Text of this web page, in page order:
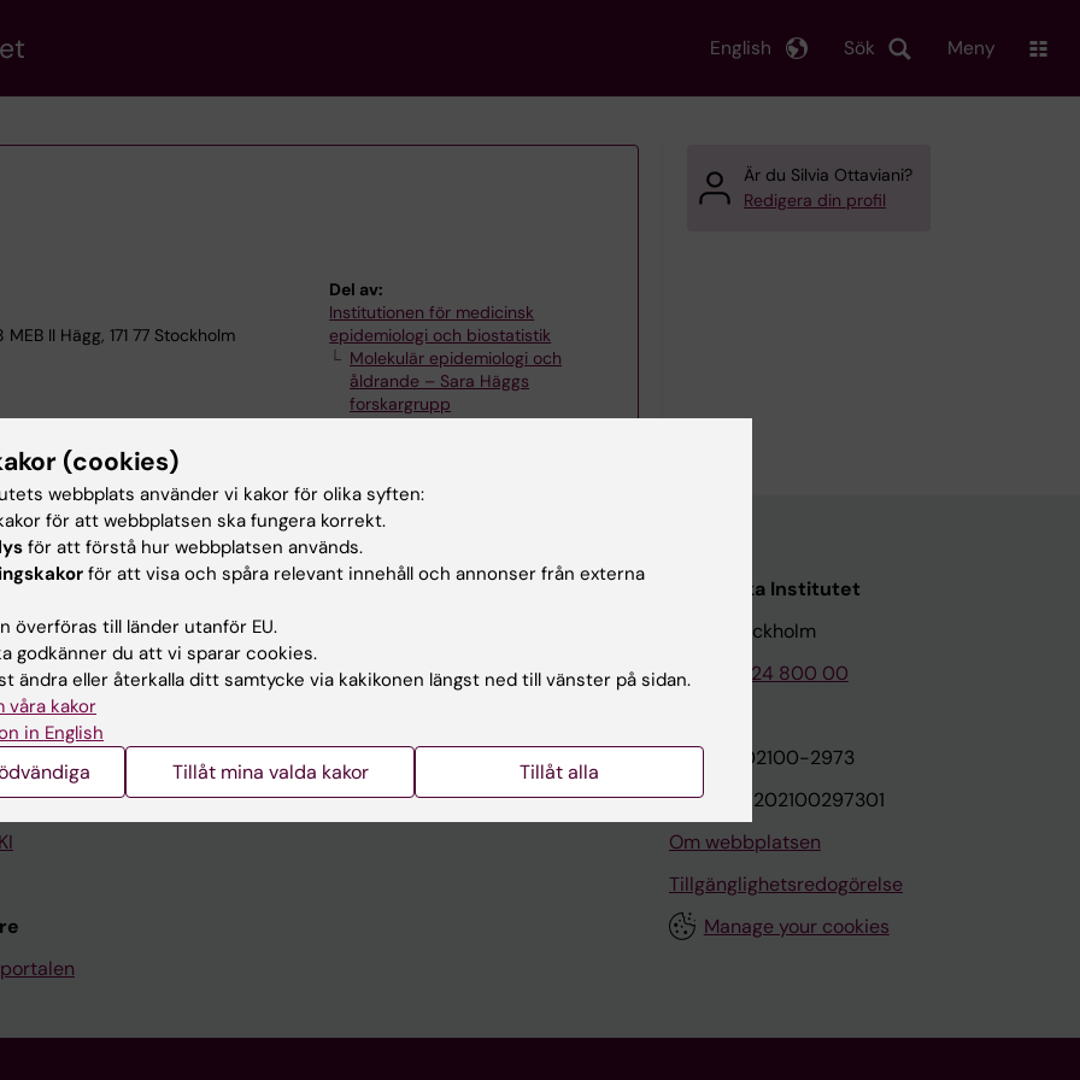
Sök
English Meny
II Hägg, 171 77 Stockholm
Del av:
Institutionen för medicinsk
epidemiologi och biostatistik
Molekulär epidemiologi och
åldrande – Sara Häggs
forskargrupp
Är du Silvia Ottaviani?
Redigera din profil
Kontakta och besök KI
Stöd forskning och utbildning
Karolinska Institutet Innovation
Kontakta presstjänsten
Karolinska Institutet
171 77 Stockholm
Tel: 08-524 800 00
Org.nr: 202100-2973
VAT.nr: SE202100297301
Om webbplatsen
Tillgänglighetsredogörelse
Manage your cookies
(cookies)
webbplats använder vi kakor för olika syften:
för att webbplatsen ska fungera korrekt.
för att förstå hur webbplatsen används.
för att visa och spåra relevant innehåll och annonser från externa
överföras till länder utanför EU.
godkänner du att vi sparar cookies.
ändra eller återkalla ditt samtycke via kakikonen längst ned till vänster på sidan.
våra kakor
in English
Tillåt mina valda kakor Tillåt alla